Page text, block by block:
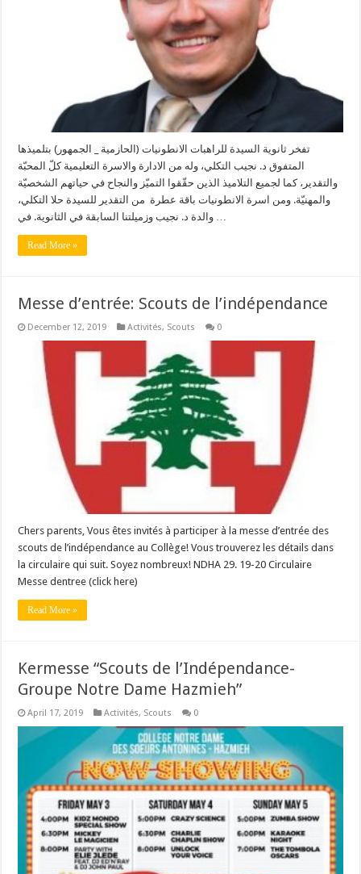
تفخر ثانوية السيدة للراهبات الانطونيات (الحازمية _ الجمهور) بتلميذها
المتفوق د. نجيب التكلي، وله من الادارة والاسرة التعليمية كلّ المحبّة
والتقدير، كما لجميع التلاميذ الذين حقّقوا التميّز والنجاح في حياتهم الشخصيّة
والمهنيّة. ومن اسرة الانطونيات باقة عطرة من التقدير للسيدة حلا التكلي،
Read More »
Messe d’entrée: Scouts de l’indépendance
December 12, 2019 Activités, Scouts 0
Chers parents, Vous êtes invités à participer à la messe d’entrée des
scouts de l’indépendance au Collège! Vous trouverez les détails dans
la circulaire qui suit. Soyez nombreux! NDHA 29. 19-20 Circulaire
Messe dentree (click here)
Read More »
Kermesse “Scouts de l’Indépendance-
Groupe Notre Dame Hazmieh”
April 17, 2019 Activités, Scouts 0